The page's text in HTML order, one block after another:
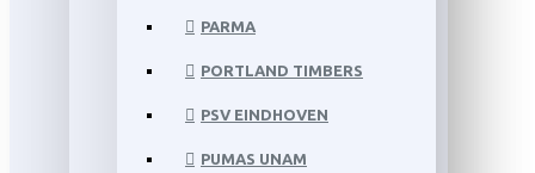
PARMA
PORTLAND TIMBERS
PSV EINDHOVEN
PUMAS UNAM